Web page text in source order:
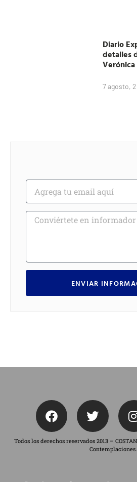
Diario
detalles
Verónica
7 agosto,
ENVIAR
Todos los derechos reservados 2013 –
Contemplaciones.